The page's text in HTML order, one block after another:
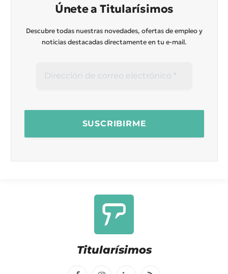
Únete a Titularísimos
Descubre todas nuestras novedades, ofertas de empleo y
noticias destacadas directamente en tu e-mail.
Titularísimos